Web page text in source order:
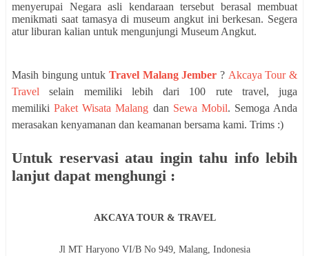
menyerupai Negara asli kendaraan tersebut berasal membuat
menikmati saat tamasya di museum angkut ini berkesan. Segera
atur liburan kalian untuk mengunjungi Museum Angkut.
Masih bingung untuk Travel Malang Jember ? Akcaya Tour &
Travel selain memiliki lebih dari 100 rute travel, juga
memilikiPaket Wisata Malang dan Sewa Mobil. Semoga Anda
merasakan kenyamanan dan keamanan bersama kami. Trims :)
Untuk reservasi atau ingin tahu info lebih
lanjut dapat menghungi :
AKCAYA TOUR & TRAVEL
Jl MT Haryono VI/B No 949, Malang, Indonesia